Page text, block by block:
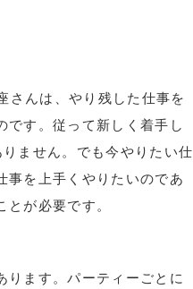
さんは、やり残した仕事を
です。従って新しく着手し
ません。でも今やりたい仕
事を上手くやりたいのであ
が必要です。
ります。パーティーごとに